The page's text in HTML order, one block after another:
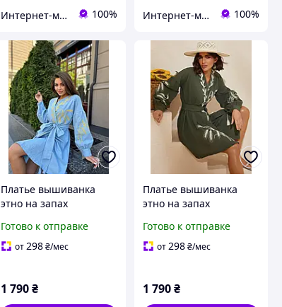
Интернет-магазин Family-tex 100% Интернет-магазин Family-tex 100%
Платье вышиванка
этно на запах
Готово к отправке
от298 ₴/мес
1 790 ₴
Платье вышиванка
этно на запах
Готово к отправке
от298₴/мес
1 790₴